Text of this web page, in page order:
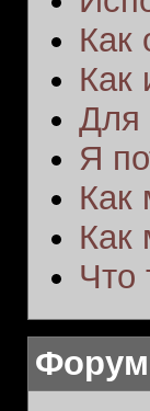
Как
Как
Для
Я
Как
Как
Что